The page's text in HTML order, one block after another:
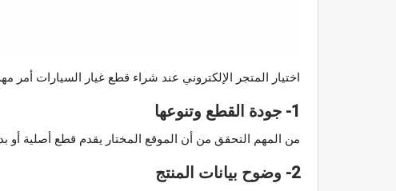
اختيار المتجر الإلكتروني عند شراء قطع غيار السيارات
1- جودة القطع وتنوعها
من المهم التحقق من أن الموقع المختار يقدم قطع أصلية أو
2- وضوح بيانات المنتج